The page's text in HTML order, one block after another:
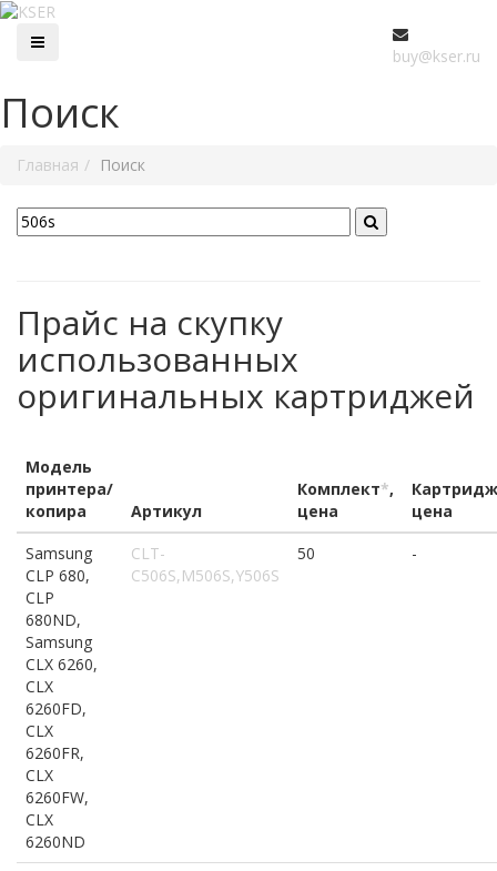
buy@kser.ru
Поиск
Главная Поиск
Прайс на скупку
использованных
оригинальных картриджей
Модель
принтера/
копира
Артикул
Комплект*,
цена
Картридж
цена
Samsung
CLP 680,
CLP
680ND,
Samsung
CLX 6260,
CLX
6260FD,
CLX
6260FR,
CLX
6260FW,
CLX
6260ND
CLT-
C506S,M506S,Y506S
50 -